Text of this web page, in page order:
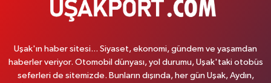
Uşak'ın haber sitesi... Siyaset, ekonomi, gündem ve yaşamdan
haberler veriyor. Otomobil dünyası, yol durumu, Uşak'taki otobüs
seferleri de sitemizde. Bunların dışında, her gün Uşak, Aydın,